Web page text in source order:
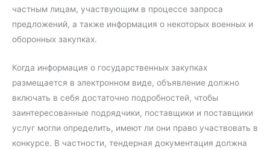
частным лицам, участвующим в процессе запроса
предложений, а также информация о некоторых военных и
оборонных закупках.
Когда информация о государственных закупках
размещается в электронном виде, объявление должно
включать в себя достаточно подробностей, чтобы
заинтересованные подрядчики, поставщики и поставщики
услуг могли определить, имеют ли они право участвовать в
конкурсе. В частности, тендерная документация должна